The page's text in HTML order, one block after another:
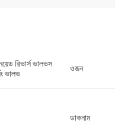
রিভার্স ভালভস
ভালভ
ওজন
ডাকনাম